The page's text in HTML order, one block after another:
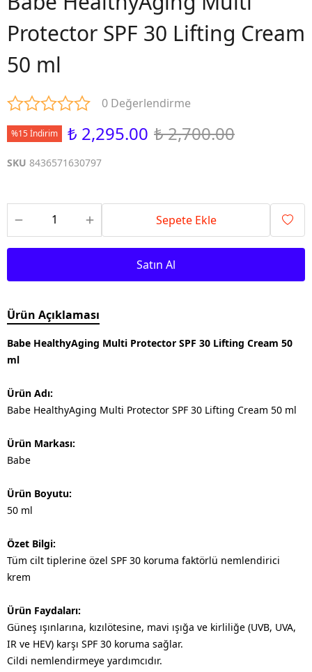
Protector SPF 30 Lifting Cream
50 ml
0 Değerlendirme
%15 İndirim ₺ 2,295.00 ₺ 2,700.00
SKU 8436571630797
Sepete Ekle
Satın Al
Ürün Açıklaması
Babe HealthyAging Multi Protector SPF 30 Lifting Cream 50
ml
Ürün Adı:
Babe HealthyAging Multi Protector SPF 30 Lifting Cream 50 ml
Ürün Markası:
Babe
Ürün Boyutu:
50 ml
Özet Bilgi:
Tüm cilt tiplerine özel SPF 30 koruma faktörlü nemlendirici
krem
Ürün Faydaları:
Güneş ışınlarına, kızılötesine, mavi ışığa ve kirliliğe (UVB, UVA,
IR ve HEV) karşı SPF 30 koruma sağlar.
Cildi nemlendirmeye yardımcıdır.